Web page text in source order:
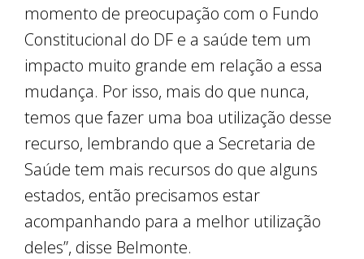
momento de preocupação com o Fundo
Constitucional do DF e a saúde tem um
impacto muito grande em relação a essa
mudança. Por isso, mais do que nunca,
temos que fazer uma boa utilização desse
recurso, lembrando que a Secretaria de
Saúde tem mais recursos do que alguns
estados, então precisamos estar
acompanhando para a melhor utilização
deles”, disse Belmonte.